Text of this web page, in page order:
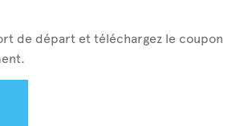
de départ et téléchargez le coupon